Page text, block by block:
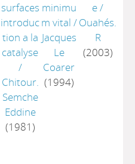
surfaces
introduc
tion a la
catalyse
/
Chitour.
Semche
Eddine
(1981)
minimu
m vital /
Jacques
Le
Coarer
(1994)
e/
Ouahés.
R
(2003)